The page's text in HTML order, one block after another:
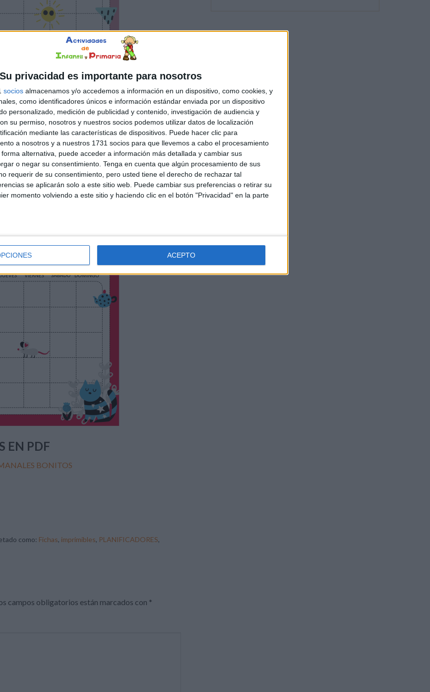
Su privacidad es importante para nosotros
socios almacenamos y/o accedemos a información en un dispositivo, como cookies, y
como identificadores únicos e información estándar enviada por un dispositivo
personalizado, medición de publicidad y contenido, investigación de audiencia y
su permiso, nosotros y nuestros socios podemos utilizar datos de localización
mediante las características de dispositivos. Puede hacer clic para
a nosotros y a nuestros 1731 socios para que llevemos a cabo el procesamiento
alternativa, puede acceder a información más detallada y cambiar sus
o negar su consentimiento. Tenga en cuenta que algún procesamiento de sus
requerir de su consentimiento, pero usted tiene el derecho de rechazar tal
se aplicarán solo a este sitio web. Puede cambiar sus preferencias o retirar su
momento volviendo a este sitio y haciendo clic en el botón "Privacidad" en la parte
ACEPTO
EN PDF
BONITOS
como: Fichas, imprimibles, PLANIFICADORES,
campos obligatorios están marcados con *